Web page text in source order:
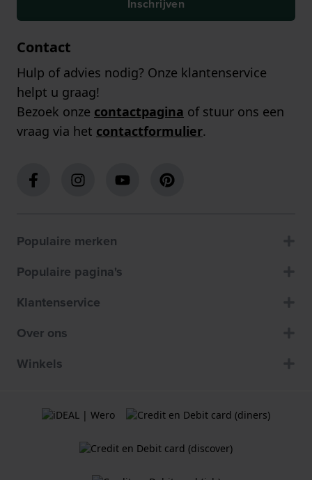
Inschrijven
Contact
Hulp of advies nodig? Onze klantenservice
helpt u graag!
Bezoek onze contactpagina of stuur ons een
vraag via het contactformulier.
Populaire merken
Populaire pagina's
Klantenservice
Over ons
Winkels